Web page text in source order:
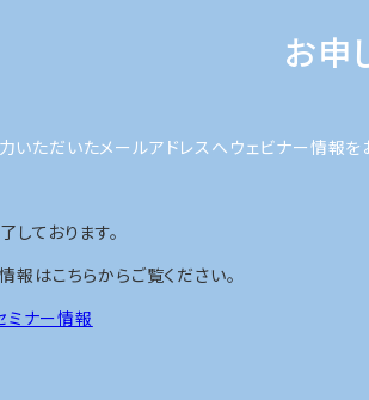
お申
いただいたメールアドレスへウェビナー情報を
しております。
報はこちらからご覧ください。
ミナー情報